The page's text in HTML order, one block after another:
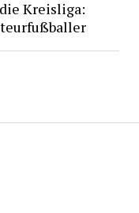
Kreisliga: